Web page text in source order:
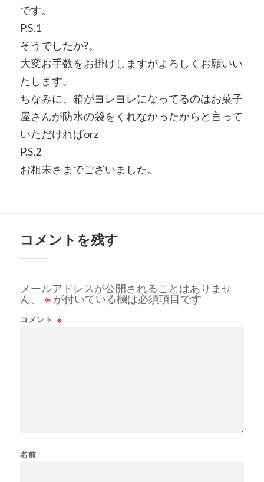
です。
P.S.1
そうでしたか?。
大変お手数をお掛けしますがよろしくお願いい
たします。
ちなみに、箱がヨレヨレになってるのはお菓子
屋さんが防水の袋をくれなかったからと言って
いただければorz
P.S.2
お粗末さまでございました。
コメントを残す
メールアドレスが公開されることはありませ
ん。
※ が付いている欄は必須項目です
コメント ※
名前